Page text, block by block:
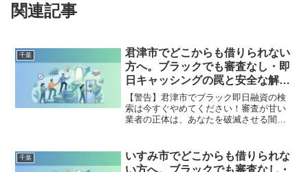
関連記事
千葉
君津市でどこからも借りられない
方へ。ブラックでも審査なし・即
日キャッシングの罠と安全な解決
策
【警告】君津市でブラック即日融資の検
索は今すぐやめてください！審査が甘い
業者の正体は、あなたを破滅させる闇金
市で違法業者を避け、借金地獄から抜け
出した方々の実体験と確実な解決策を完
千葉
いすみ市でどこからも借りられな
い方へ。ブラックでも審査なし・